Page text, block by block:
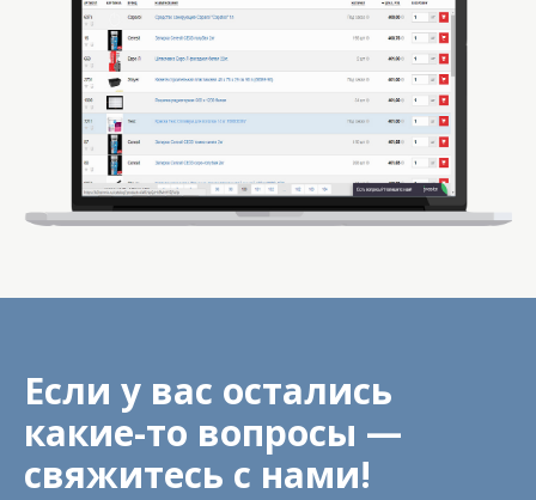
Если у вас остались
какие-то вопросы —
свяжитесь с нами!